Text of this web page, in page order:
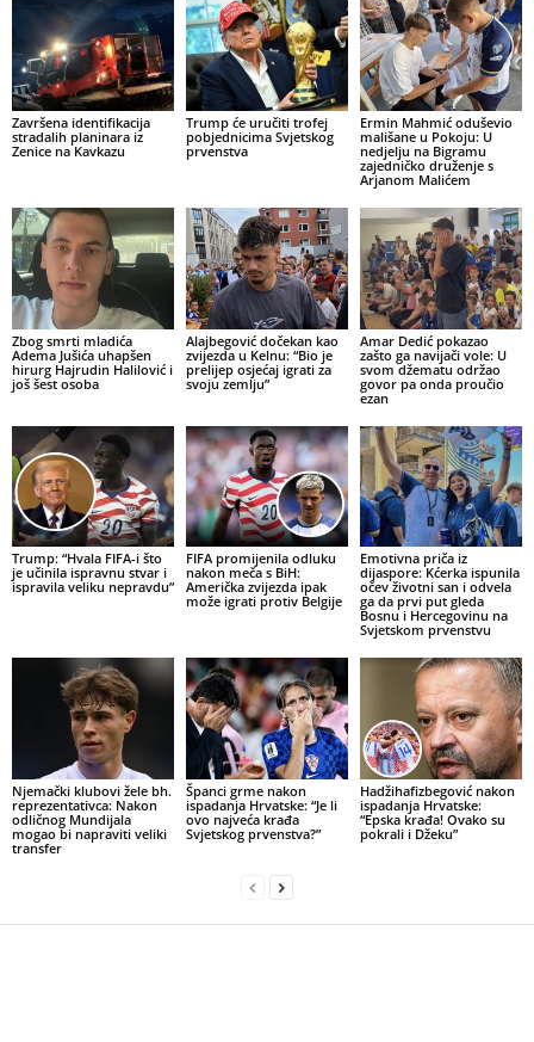
Završena identifikacija
stradalih planinara iz
Zenice na Kavkazu
Trump će uručiti trofej
pobjednicima Svjetskog
prvenstva
Ermin Mahmić oduševio
mališane u Pokoju: U
nedjelju na Bigramu
zajedničko druženje s
Arjanom Malićem
Zbog smrti mladića
Adema Jušića uhapšen
hirurg Hajrudin Halilović i
još šest osoba
Alajbegović dočekan kao
zvijezda u Kelnu: “Bio je
prelijep osjećaj igrati za
svoju zemlju”
Amar Dedić pokazao
zašto ga navijači vole: U
svom džematu održao
govor pa onda proučio
ezan
Trump: “Hvala FIFA-i što
je učinila ispravnu stvar i
ispravila veliku nepravdu”
FIFA promijenila odluku
nakon meča s BiH:
Američka zvijezda ipak
može igrati protiv Belgije
Emotivna priča iz
dijaspore: Kćerka ispunila
očev životni san i odvela
ga da prvi put gleda
Bosnu i Hercegovinu na
Svjetskom prvenstvu
Njemački klubovi žele bh.
reprezentativca: Nakon
odličnog Mundijala
mogao bi napraviti veliki
transfer
Španci grme nakon
ispadanja Hrvatske: “Je li
ovo najveća krađa
Svjetskog prvenstva?”
Hadžihafizbegović nakon
ispadanja Hrvatske:
“Epska krađa! Ovako su
pokrali i Džeku”